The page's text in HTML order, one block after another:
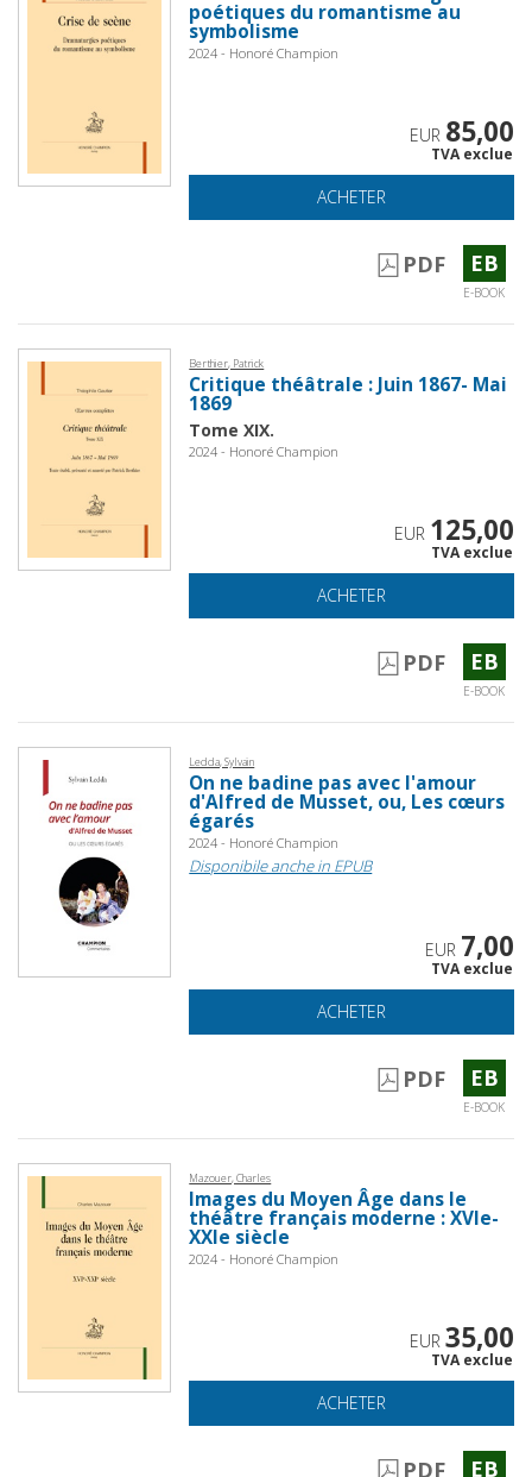
poétiques du romantisme au
symbolisme
2024 - Honoré Champion
EUR 85,00
TVA exclue
ACHETER
PDF EB
E-BOOK
Berthier, Patrick
Critique théâtrale : Juin 1867- Mai
1869
Tome XIX.
2024 - Honoré Champion
EUR 125,00
TVA exclue
ACHETER
PDF EB
E-BOOK
Ledda, Sylvain
On ne badine pas avec l'amour
d'Alfred de Musset, ou, Les cœurs
égarés
2024 - Honoré Champion
Disponibile anche in EPUB
EUR 7,00
TVA exclue
ACHETER
PDF EB
E-BOOK
Mazouer, Charles
Images du Moyen Âge dans le
théâtre français moderne : XVIe-
XXIe siècle
2024 - Honoré Champion
EUR 35,00
TVA exclue
ACHETER
PDF EB